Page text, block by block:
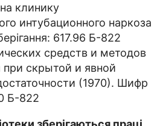
клинику
интубационного наркоза
617.96 Б-822
средств и методов
при скрытой и явной
(1970). Шифр
Б-822